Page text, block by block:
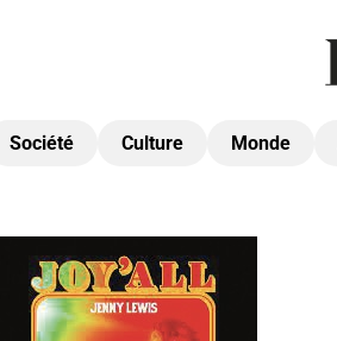
Société Culture Monde